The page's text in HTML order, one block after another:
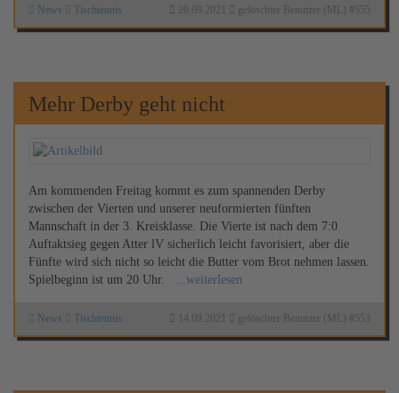
News Tischtennis 20.09.2021 gelöschter Benutzer (ML) #555
Mehr Derby geht nicht
Am kommenden Freitag kommt es zum spannenden Derby
zwischen der Vierten und unserer neuformierten fünften
Mannschaft in der 3. Kreisklasse. Die Vierte ist nach dem 7:0
Auftaktsieg gegen Atter lV sicherlich leicht favorisiert, aber die
Fünfte wird sich nicht so leicht die Butter vom Brot nehmen lassen.
Spielbeginn ist um 20 Uhr. ...weiterlesen
News Tischtennis 14.09.2021 gelöschter Benutzer (ML) #553